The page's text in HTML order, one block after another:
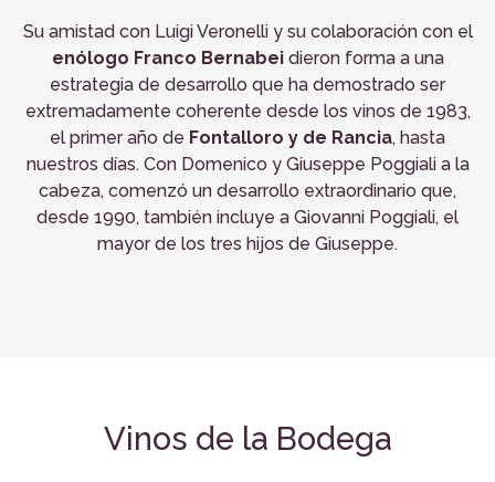
Su amistad con Luigi Veronelli y su colaboración con el
enólogo Franco Bernabeidieron forma a una
estrategia de desarrollo que ha demostrado ser
extremadamente coherente desde los vinos de 1983,
el primer año de Fontalloro y de Rancia, hasta
nuestros días. Con Domenico y Giuseppe Poggiali a la
cabeza, comenzó un desarrollo extraordinario que,
desde 1990, también incluye a Giovanni Poggiali, el
mayor de los tres hijos de Giuseppe.
Vinos de la Bodega